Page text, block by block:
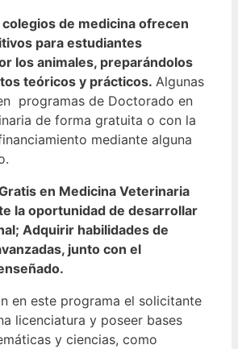
colegios de medicina ofrecen
para estudiantes
los animales, preparándolos
teóricos y prácticos. Algunas
programas de Doctorado en
de forma gratuita o con la
mediante alguna
en Medicina Veterinaria
la oportunidad de desarrollar
Adquirir habilidades de
junto con el
en este programa el solicitante
licenciatura y poseer bases
y ciencias, como